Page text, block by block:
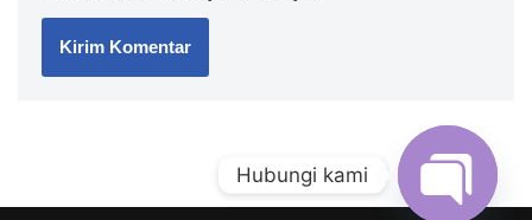
Hubungi kami